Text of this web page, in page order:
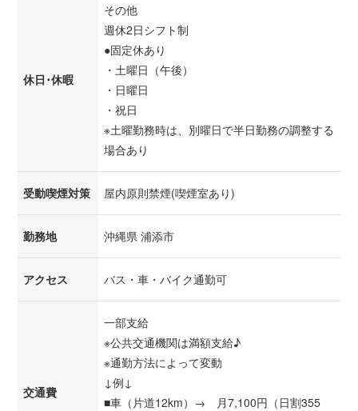
休日･休暇
その他
週休2日シフト制
●固定休あり
・土曜日（午後）
・日曜日
・祝日
※土曜勤務時は、別曜日で半日勤務の調整する
場合あり
受動喫煙対策 屋内原則禁煙(喫煙室あり)
勤務地 沖縄県 浦添市
アクセス バス・車・バイク通勤可
交通費
一部支給
※公共交通機関は満額支給♪
※通勤方法によって変動
↓例↓
■車（片道12km）→ 月7,100円（日割355